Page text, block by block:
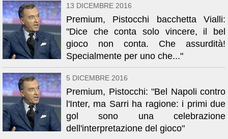
13 DICEMBRE 2016
Premium, Pistocchi bacchetta Vialli:
"Dice che conta solo vincere, il bel
gioco non conta. Che assurdità!
Specialmente per uno che..."
5 DICEMBRE 2016
Premium, Pistocchi: "Bel Napoli contro
l'Inter, ma Sarri ha ragione: i primi due
gol sono una celebrazione
dell'interpretazione del gioco"